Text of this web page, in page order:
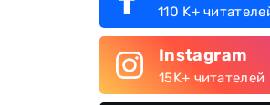
110 K+
Instagram
15K+ читателей